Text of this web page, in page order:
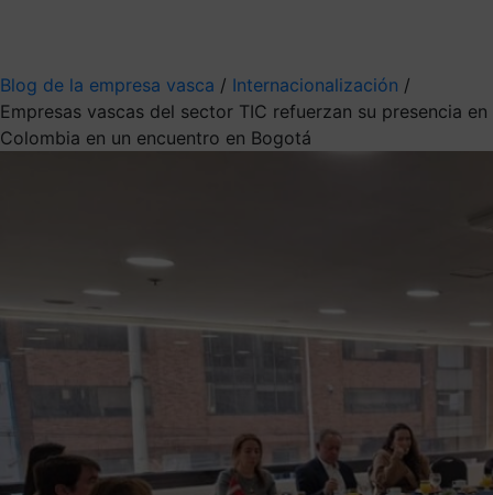
Blog de la empresa vasca / Internacionalización /
Empresas vascas del sector TIC refuerzan su presencia en
Colombia en un encuentro en Bogotá